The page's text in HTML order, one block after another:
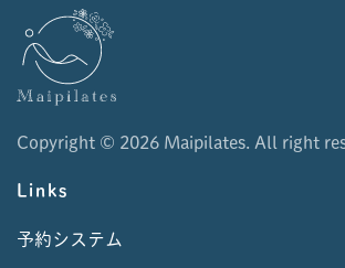
Copyright © 2026 Maipilates. All right
Links
予約システム